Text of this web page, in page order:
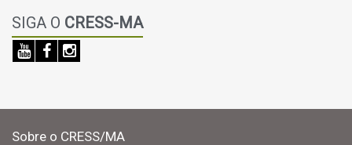
SIGA O CRESS-MA
Sobre o CRESS/MA